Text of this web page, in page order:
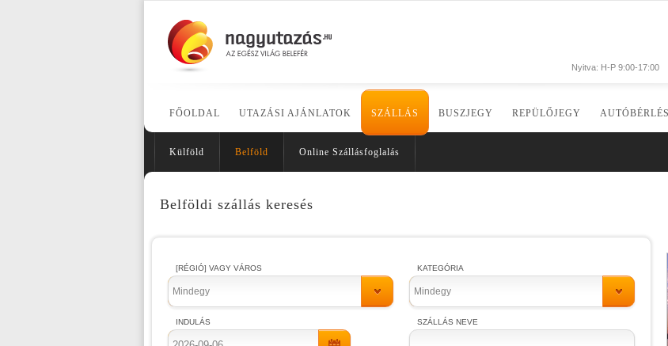
Nyitva: H-P 9:00-17:00
FŐOLDAL UTAZÁSI AJÁNLATOK SZÁLLÁS BUSZJEGY REPÜLŐJEGY AUTÓBÉRLÉS
Külföld Belföld Online Szállásfoglalás
Belföldi szállás keresés
[RÉGIÓ] VAGY VÁROS
Mindegy
INDULÁS
KATEGÓRIA
Mindegy
SZÁLLÁS NEVE